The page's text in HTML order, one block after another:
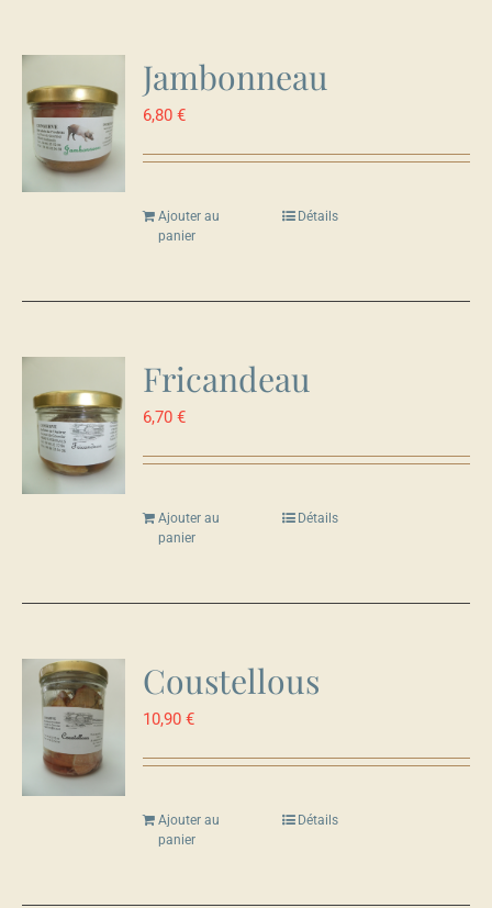
Jambonneau
6,80€
Ajouter au
panier
Détails
Fricandeau
6,70€
Ajouter au
panier
Détails
Coustellous
10,90€
Ajouter au
panier
Détails